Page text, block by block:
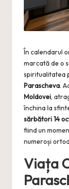
În calendarul
marcată de o
spiritualitatea
Parascheva.
Moldovei,
închina la
sărbători 14
fiind un
numeroși
Viața